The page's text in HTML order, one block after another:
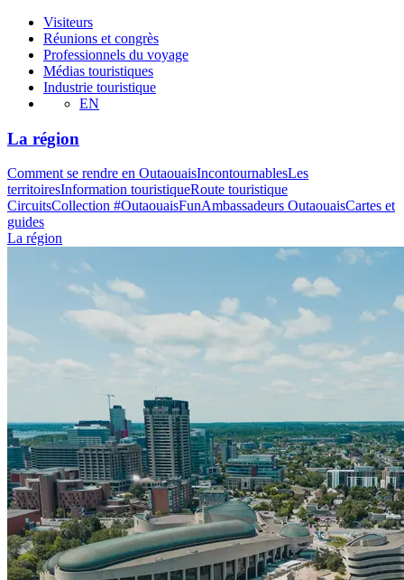
Visiteurs
Réunions et congrès
Professionnels du voyage
Médias touristiques
Industrie touristique
EN
La région
Comment se rendre en OutaouaisIncontournablesLes
territoiresInformation touristiqueRoute touristique
CircuitsCollection #OutaouaisFunAmbassadeurs OutaouaisCartes et
guides
La région